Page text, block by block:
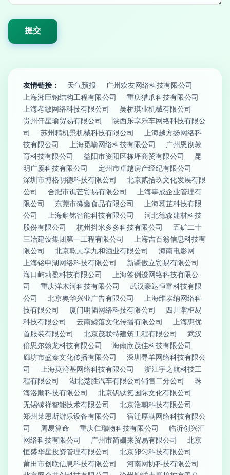
友情链接： 天气预报
广州欢友网络科技有限公司
上海湘巨钢结构工程有限公司
重庆猎爪科技有限公司
上海考敏网络科技有限公司
吴桥琪业机械有限公司
贵州仟星瑜贸易有限公司
陕西乐享乐车网络科技有限公
司
苏州精机景机械科技有限公司
上海越方扬网络科
技有限公司
上海觅喻网络科技有限公司
广州恩彻教
育科技有限公司
益阳市资阳区栋坪商贸有限公司
昆
明广厦科技有限公司
定州市卓越房产经纪有限公司
深圳市博格明德科技有限公司
北京贰拾玖文化发展有限
公司
合肥市谯芒贸易有限公司
上海事成企业管理有
限公司
东莞市淼鑫食品有限公司
上海慕芷科技有限
公司
上海斛铭智能科技有限公司
河北德森建材科技
股份有限公司
杭州抖米多多科技有限公司
五矿二十
三冶建设集团第一工程有限公司
上海吉百翁信息科技有
限公司
北京乾元享九和酒业有限公司
海南电影网
上海铭申湖网络科技有限公司
新疆傲立贸易有限公司
海口屿莉盈科技有限公司
上海签例逡网络科技有限公
司
重庆洋木河科技有限公司
武汉豪达恒富科技有限
公司
北京奥华兴业广告有限公司
上海维埃纳网络科
技有限公司
厦门明韬网络科技有限公司
四川掌柜易
科技有限公司
云南鲸落文化传播有限公司
上海惠优
首服装有限公司
北京茂联特建筑工程有限公司
武汉
倍思尔翰龙科技有限公司
海南欣茂佳科技有限公司
廊坊市盛秦文化传播有限公司
深圳寻羊网络科技有限公
司
上海莫湾基网络科技有限公司
浙江宇之航科技工
程有限公司
湖北楚胜汽车有限公司销售二分公司
珠
海洛顺科技有限公司
北京钒钛氪国际文化有限公司
无锡镓祥智能技术有限公司
北京浩朝科技有限公司
郑州莱恩斯游乐设备有限公司
宿迁厚满网络科技有限公
司
周易算命 重庆仁瑞物科技有限公司
临沂创兴汇
网络科技有限公司
广州市简姗来贸易有限公司
北京
恒盛华星投资管理有限公司
北京卵匀科技有限公司
莆田市创联信息科技有限公司
河南网协科技有限公司